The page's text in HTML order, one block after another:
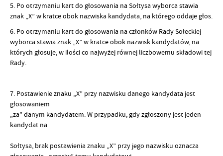
5. Po otrzymaniu kart do głosowania na Sołtysa wyborca stawia
znak „X” w kratce obok nazwiska kandydata, na którego oddaje głos.
6. Po otrzymaniu kart do głosowania na członków Rady Sołeckiej
wyborca stawia znak „X” w kratce obok nazwisk kandydatów, na
których głosuje, w ilości co najwyżej równej liczbowemu składowi tej
Rady.
7. Postawienie znaku „X” przy nazwisku danego kandydata jest
głosowaniem
„za” danym kandydatem. W przypadku, gdy zgłoszony jest jeden
kandydat na
Sołtysa, brak postawienia znaku „X” przy jego nazwisku oznacza